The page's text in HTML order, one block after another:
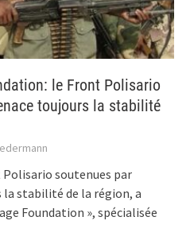
le Front Polisario
toujours la stabilité
Polisario soutenues par
stabilité de la région, a
Foundation », spécialisée